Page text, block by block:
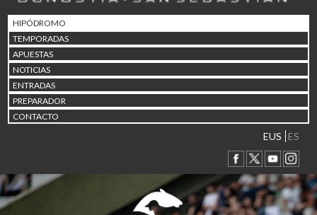
HIPÓDROMO
TEMPORADAS
APUESTAS
NOTICIAS
ENTRADAS
PREPARADOR
CONTACTO
EUS ES
15/08 17:05 Abuztuaren 15a / 15 de
23/08 17:30 Abuztuaren 23a / 23 de
30/08 17:30 Abuztuaren 30a / 30 de
02/09 11:15
06/09 17:30 Irailaren 6a / 6 de
Irailaren 13a / 13 de
30/09 11:30 Irailaren 30a / 30 de